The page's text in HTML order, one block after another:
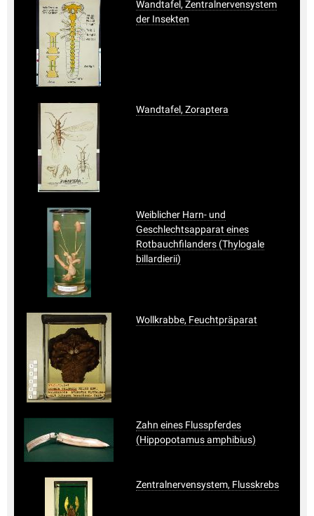
Wandtafel, Zentralnervensystem
der Insekten
Wandtafel, Zoraptera
Weiblicher Harn- und
Geschlechtsapparat eines
Rotbauchfilanders (Thylogale
billardierii)
Wollkrabbe, Feuchtpräparat
Zahn eines Flusspferdes
(Hippopotamus amphibius)
Zentralnervensystem, Flusskrebs